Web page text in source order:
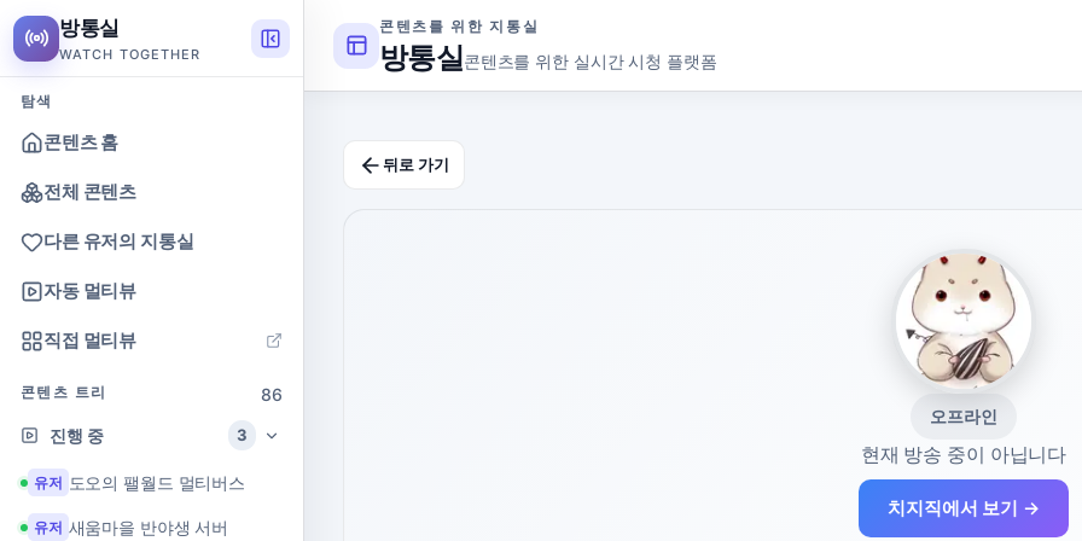
방통실
WATCH TOGETHER
탐색
콘텐츠 홈
전체 콘텐츠
다른 유저의 지통실
자동 멀티뷰
직접 멀티뷰
콘텐츠 트리
86
진행 중
3
유저 도오의 팰월드 멀티버스
유저 새움마을 반야생 서버
콘텐츠를 위한 지통실
방통실콘텐츠를 위한 실시간 시청 플랫폼
뒤로 가기
오프라인
현재 방송 중이 아닙니다
치지직에서 보기 →